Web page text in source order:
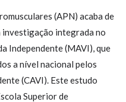
(APN) acaba de
integrada no
Independente (MAVI), que
a nível nacional pelos
(CAVI). Este estudo
Superior de